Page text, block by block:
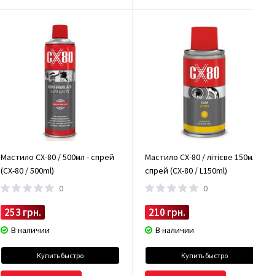
Мастило CX-80 / 500мл - спрей
(CX-80 / 500ml)
0
253 грн.
В наличии
Купить быстро
Мастило CX-80 / літієве
спрей (CX-80 / L150ml)
0
210 грн.
В наличии
Купить быстро